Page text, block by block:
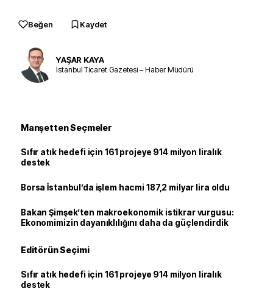
Beğen Kaydet
YAŞAR KAYA
İstanbul Ticaret Gazetesi – Haber Müdürü
Manşetten Seçmeler
Sıfır atık hedefi için 161 projeye 914 milyon liralık
destek
Borsa İstanbul’da işlem hacmi 187,2 milyar lira oldu
Bakan Şimşek’ten makroekonomik istikrar vurgusu:
Ekonomimizin dayanıklılığını daha da güçlendirdik
Editörün Seçimi
Sıfır atık hedefi için 161 projeye 914 milyon liralık
destek